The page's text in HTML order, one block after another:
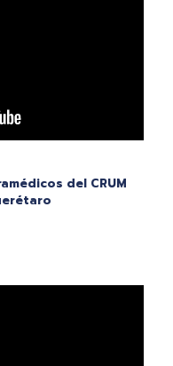
del CRUM